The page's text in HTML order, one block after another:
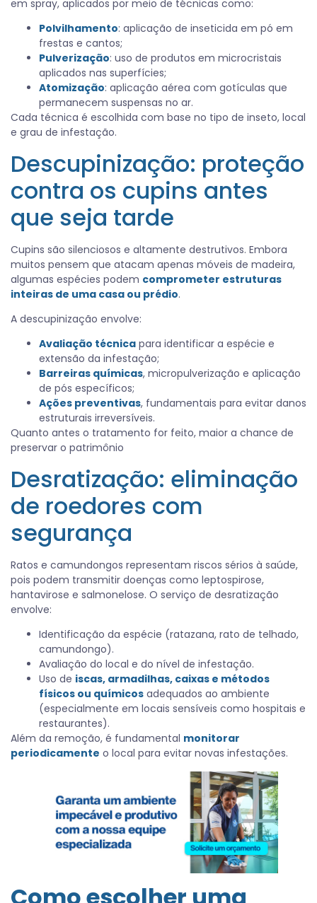
em spray, aplicados por meio de técnicas como:
Polvilhamento: aplicação de inseticida em pó em
frestas e cantos;
Pulverização: uso de produtos em microcristais
aplicados nas superfícies;
Atomização: aplicação aérea com gotículas que
permanecem suspensas no ar.
Cada técnica é escolhida com base no tipo de inseto, local
e grau de infestação.
Descupinização: proteção
contra os cupins antes
que seja tarde
Cupins são silenciosos e altamente destrutivos. Embora
muitos pensem que atacam apenas móveis de madeira,
algumas espécies podem comprometer estruturas
inteiras de uma casa ou prédio.
A descupinização envolve:
Avaliação técnica para identificar a espécie e
extensão da infestação;
Barreiras químicas, micropulverização e aplicação
de pós específicos;
Ações preventivas, fundamentais para evitar danos
estruturais irreversíveis.
Quanto antes o tratamento for feito, maior a chance de
preservar o patrimônio
Desratização: eliminação
de roedores com
segurança
Ratos e camundongos representam riscos sérios à saúde,
pois podem transmitir doenças como leptospirose,
hantavirose e salmonelose. O serviço de desratização
envolve:
Identificação da espécie (ratazana, rato de telhado,
camundongo).
Avaliação do local e do nível de infestação.
Uso de iscas, armadilhas, caixas e métodos
físicos ou químicos adequados ao ambiente
(especialmente em locais sensíveis como hospitais e
restaurantes).
Além da remoção, é fundamental monitorar
periodicamente o local para evitar novas infestações.